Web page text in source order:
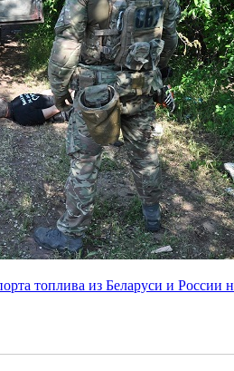
топлива из Беларуси и России